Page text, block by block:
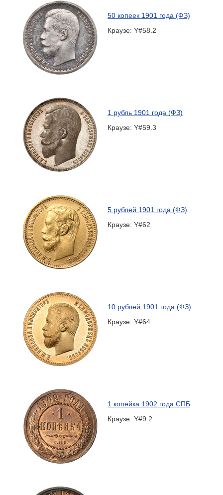
50 копеек 1901 года (ФЗ)
Краузе: Y#58.2
1 рубль 1901 года (ФЗ)
Краузе: Y#59.3
5 рублей 1901 года (ФЗ)
Краузе: Y#62
10 рублей 1901 года (ФЗ)
Краузе: Y#64
1 копейка 1902 года СПБ
Краузе: Y#9.2